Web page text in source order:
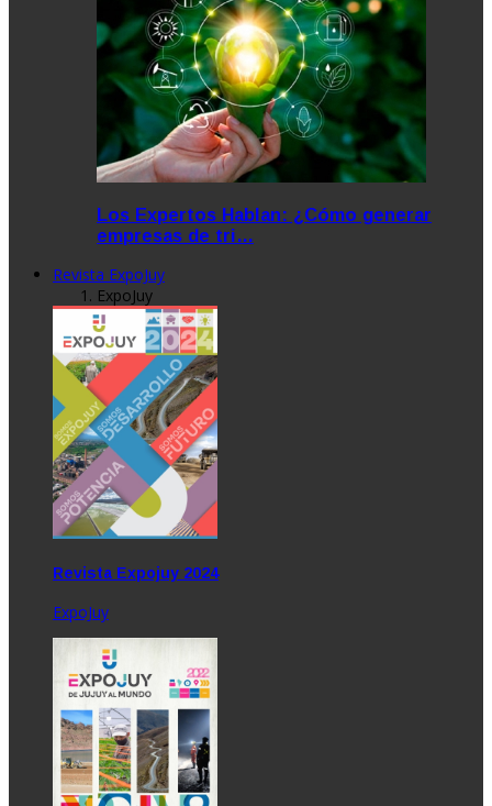
Los Expertos Hablan: ¿Cómo generar
empresas de tri…
Revista ExpoJuy
ExpoJuy
Revista Expojuy 2024
ExpoJuy